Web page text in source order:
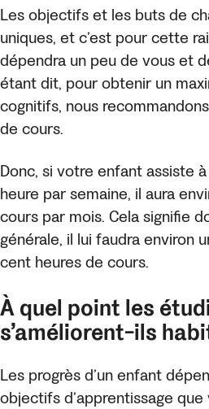
Les objectifs et les buts de
uniques, et c’est pour cette
dépendra un peu de vous et
étant dit, pour obtenir un
cognitifs, nous
de cours.
Donc, si votre enfant assiste
heure par semaine, il aura
cours par mois. Cela signifie
générale, il lui faudra environ
cent heures de cours.
À quel point les
s’améliorent-ils
Les progrès d’un enfant
objectifs d’apprentissage